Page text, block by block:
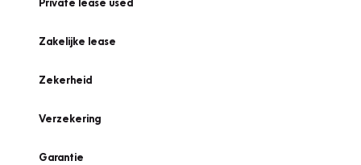
Zakelijke lease
Zekerheid
Verzekering
Garantie